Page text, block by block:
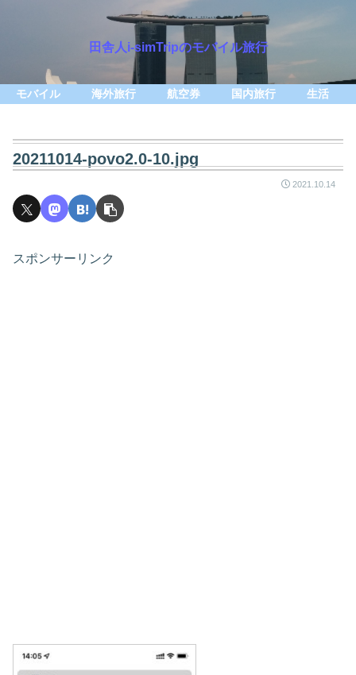
田舎人i-simTripのモバイル旅行
モバイル 海外旅行 航空券 国内旅行 生活
20211014-povo2.0-10.jpg
2021.10.14
スポンサーリンク